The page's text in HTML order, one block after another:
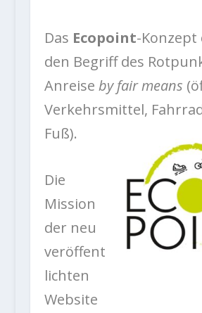
Das Ecopoint-
den Begriff des
Anreise by fair means
Verkehrsmittel,
Fuß).
Die
Mission
der neu
veröffent
lichten
Website